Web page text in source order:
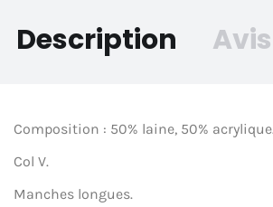
Description
Composition : 50% laine, 50%
Col V.
Manches longues.